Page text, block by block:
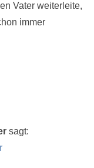
Vater weiterleite,
immer
sagt: